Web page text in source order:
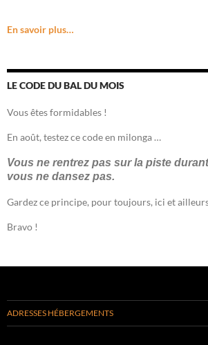
En savoir plus…
LE CODE DU BAL DU MOIS
Vous êtes formidables !
En août, testez ce code en milonga …
Vous ne rentrez pas sur la piste
vous ne dansez pas.
Gardez ce principe, pour toujours, ici et
Bravo !
ADRESSES HÉBERGEMENTS